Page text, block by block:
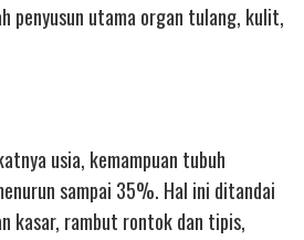
penyusun utama organ tulang, kulit,
usia, kemampuan tubuh
sampai 35%. Hal ini ditandai
kasar, rambut rontok dan tipis,